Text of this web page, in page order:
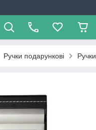
Ручки подарункові